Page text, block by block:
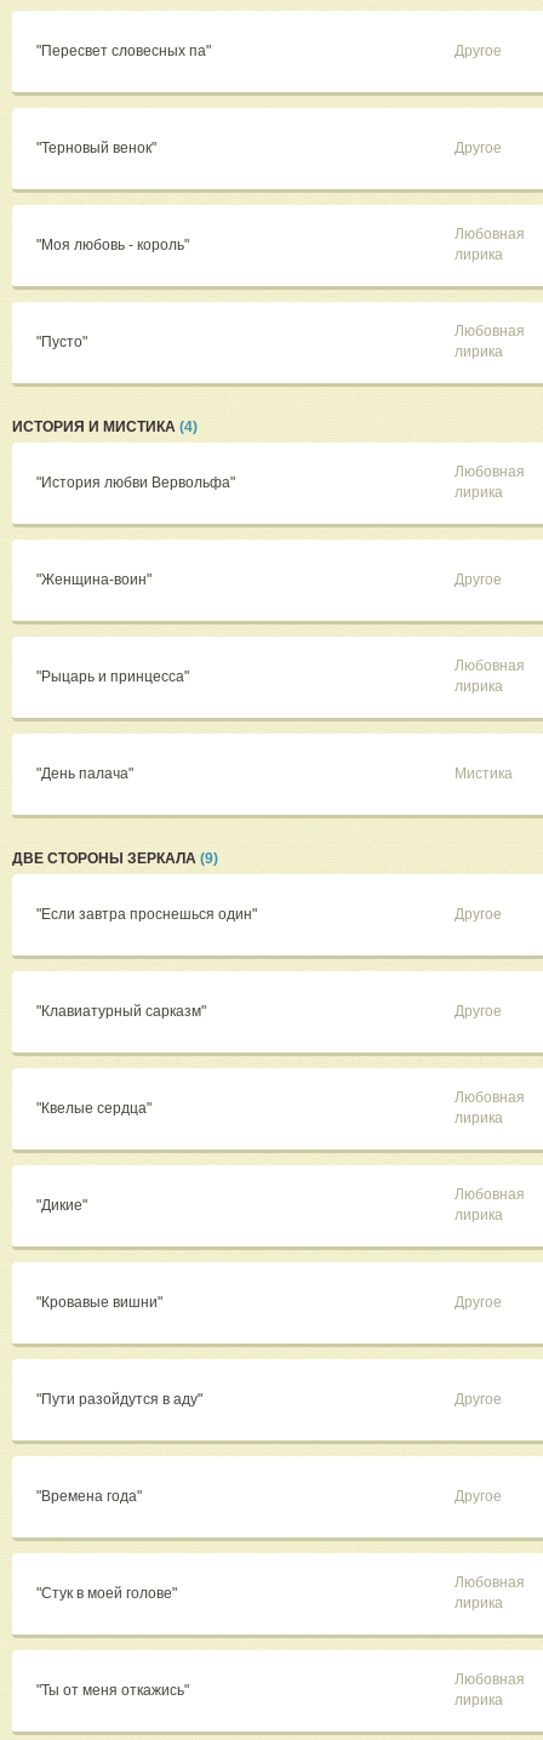
"Пересвет словесных па" Другое
"Терновый венок" Другое
"Моя любовь - король"
Любовная
лирика
"Пусто"
Любовная
лирика
ИСТОРИЯ И МИСТИКА (4)
"История любви Вервольфа"
Любовная
лирика
"Женщина-воин" Другое
"Рыцарь и принцесса"
Любовная
лирика
"День палача" Мистика
ДВЕ СТОРОНЫ ЗЕРКАЛА (9)
"Если завтра проснешься один" Другое
"Клавиатурный сарказм" Другое
"Квелые сердца"
Любовная
лирика
"Дикие"
Любовная
лирика
"Кровавые вишни" Другое
"Пути разойдутся в аду" Другое
"Времена года" Другое
"Стук в моей голове"
Любовная
лирика
"Ты от меня откажись"
Любовная
лирика